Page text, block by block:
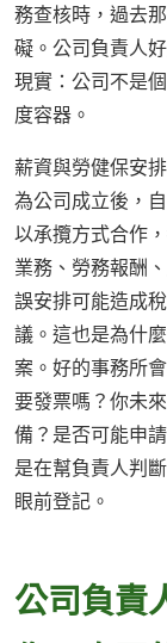
務查核時，過去
礙。公司負責人
現實：公司不是
度容器。
薪資與勞健保安
為公司成立後，
以承攬方式合作
業務、勞務報酬
誤安排可能造成
議。這也是為什
案。好的事務所
要發票嗎？你未
備？是否可能申
是在幫負責人判
眼前登記。
公司負責